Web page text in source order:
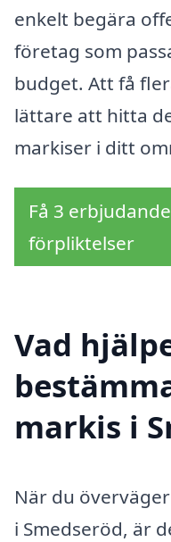
enkelt begära
företag som
budget. Att få
lättare att hitta
markiser i ditt
Få 3
förpliktelser
Vad
markis i
När du
i Smedseröd, är